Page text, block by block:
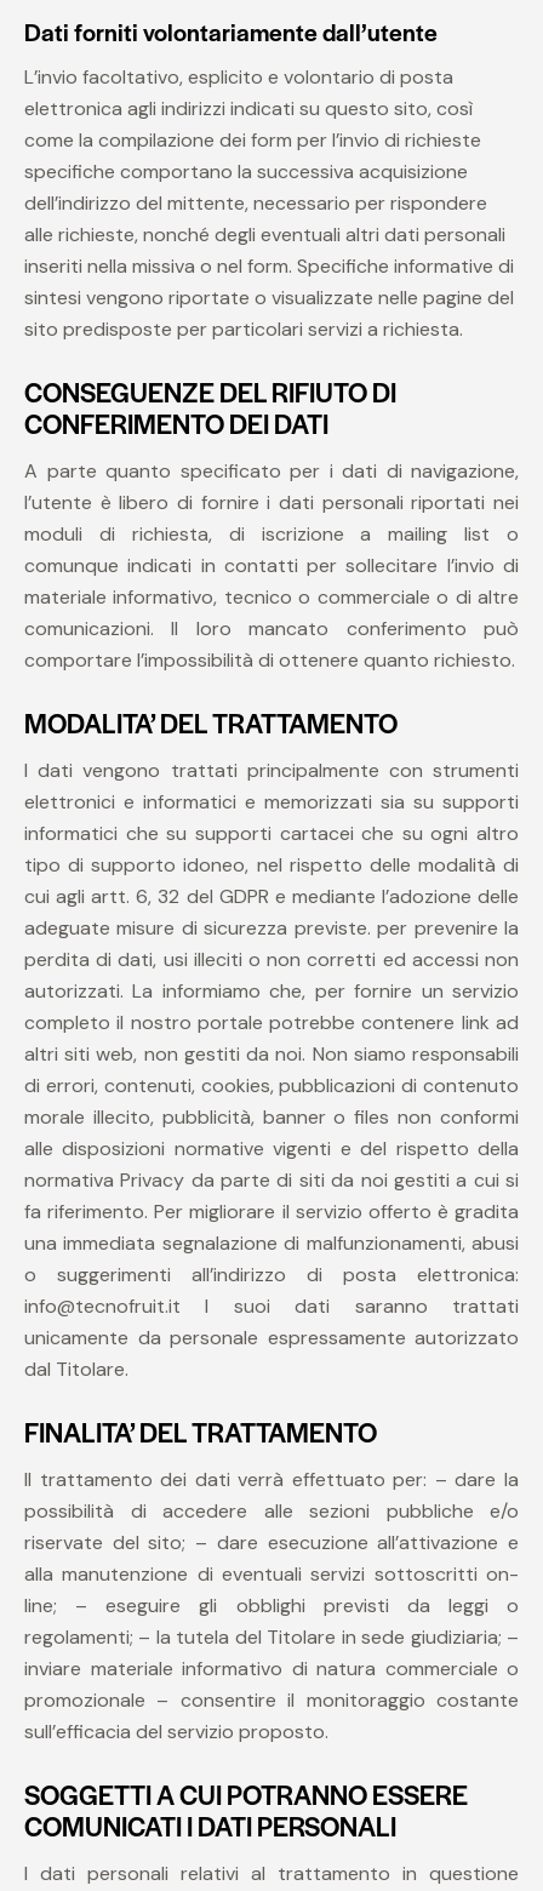
Dati forniti volontariamente dall’utente
L’invio facoltativo, esplicito e volontario di posta
elettronica agli indirizzi indicati su questo sito, così
come la compilazione dei form per l’invio di richieste
specifiche comportano la successiva acquisizione
dell’indirizzo del mittente, necessario per rispondere
alle richieste, nonché degli eventuali altri dati personali
inseriti nella missiva o nel form. Specifiche informative di
sintesi vengono riportate o visualizzate nelle pagine del
sito predisposte per particolari servizi a richiesta.
CONSEGUENZE DEL RIFIUTO DI
CONFERIMENTO DEI DATI
A parte quanto specificato per i dati di navigazione,
l’utente è libero di fornire i dati personali riportati nei
moduli di richiesta, di iscrizione a mailing list o
comunque indicati in contatti per sollecitare l’invio di
materiale informativo, tecnico o commerciale o di altre
comunicazioni. Il loro mancato conferimento può
comportare l’impossibilità di ottenere quanto richiesto.
MODALITA’ DEL TRATTAMENTO
I dati vengono trattati principalmente con strumenti
elettronici e informatici e memorizzati sia su supporti
informatici che su supporti cartacei che su ogni altro
tipo di supporto idoneo, nel rispetto delle modalità di
cui agli artt. 6, 32 del GDPR e mediante l’adozione delle
adeguate misure di sicurezza previste. per prevenire la
perdita di dati, usi illeciti o non corretti ed accessi non
autorizzati. La informiamo che, per fornire un servizio
completo il nostro portale potrebbe contenere link ad
altri siti web, non gestiti da noi. Non siamo responsabili
di errori, contenuti, cookies, pubblicazioni di contenuto
morale illecito, pubblicità, banner o files non conformi
alle disposizioni normative vigenti e del rispetto della
normativa Privacy da parte di siti da noi gestiti a cui si
fa riferimento. Per migliorare il servizio offerto è gradita
una immediata segnalazione di malfunzionamenti, abusi
o suggerimenti all’indirizzo di posta elettronica:
info@tecnofruit.it I suoi dati saranno trattati
unicamente da personale espressamente autorizzato
dal Titolare.
FINALITA’ DEL TRATTAMENTO
Il trattamento dei dati verrà effettuato per: – dare la
possibilità di accedere alle sezioni pubbliche e/o
riservate del sito; – dare esecuzione all’attivazione e
alla manutenzione di eventuali servizi sottoscritti on-
line; – eseguire gli obblighi previsti da leggi o
regolamenti; – la tutela del Titolare in sede giudiziaria; –
inviare materiale informativo di natura commerciale o
promozionale – consentire il monitoraggio costante
sull’efficacia del servizio proposto.
SOGGETTI A CUI POTRANNO ESSERE
COMUNICATI I DATI PERSONALI
I dati personali relativi al trattamento in questione